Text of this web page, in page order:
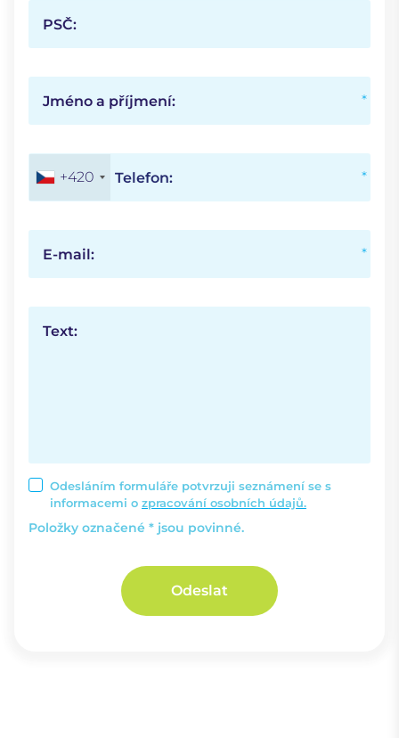
PSČ:
Jméno a příjmení:
Telefon:
+420
E-mail:
Text:
Odesláním formuláře potvrzuji seznámení se s
informacemi o zpracování osobních údajů.
Položky označené * jsou povinné.
Odeslat